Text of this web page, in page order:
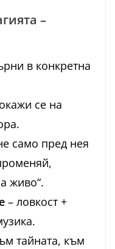
–
в конкретна
се на
само пред нея
живо“.
– ловкост +
тайната, към